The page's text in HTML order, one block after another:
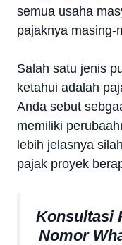
semua usaha
pajaknya masing-
Salah satu jenis
ketahui adalah
Anda sebut
memiliki
lebih jelasnya
pajak proyek
Konsultasi
Nomor